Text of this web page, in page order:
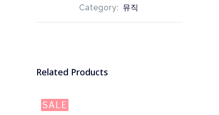
Category: 뮤직
Related Products
SALE